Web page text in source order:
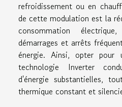
refroidissement ou en
de cette modulation est la
consommation
démarrages et arrêts
énergie. Ainsi, opter
technologie Inverter
d'énergie substantielles,
thermique constant et